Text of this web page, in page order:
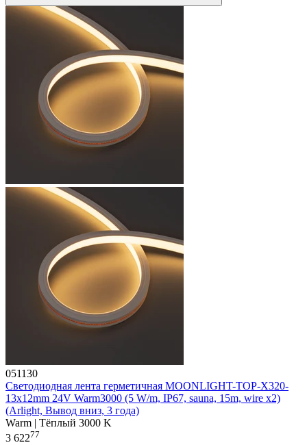
051130
Светодиодная лента герметичная MOONLIGHT-TOP-X320-
13x12mm 24V Warm3000 (5 W/m, IP67, sauna, 15m, wire x2)
(Arlight, Вывод вниз, 3 года)
Warm | Тёплый 3000 K
3 62277